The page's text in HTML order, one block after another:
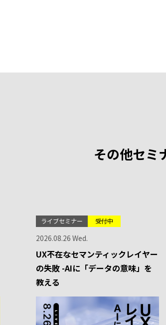
その他セミ
ライブセミナー 受付中
2026.08.26 Wed.
UX不在なセマンティックレイヤー
の失敗 -AIに「データの意味」を
教える